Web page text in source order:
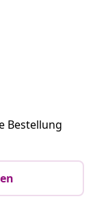
Bestellung